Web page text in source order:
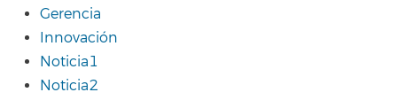
Gerencia
Innovación
Noticia1
Noticia2